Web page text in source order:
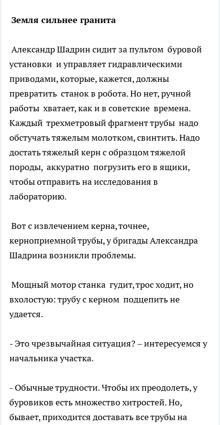
Земля сильнее гранита
Александр Шадрин сидит за пультом буровой
установки и управляет гидравлическими
приводами, которые, кажется, должны
превратить станок в робота. Но нет, ручной
работы хватает, как и в советские времена.
Каждый трехметровый фрагмент трубы надо
обстучать тяжелым молотком, свинтить. Надо
достать тяжелый керн с образцом тяжелой
породы, аккуратно погрузить его в ящики,
чтобы отправить на исследования в
лабораторию.
Вот с извлечением керна, точнее,
керноприемной трубы, у бригады Александра
Шадрина возникли проблемы.
Мощный мотор станка гудит, трос ходит, но
вхолостую: трубу с керном подцепить не
удается.
- Это чрезвычайная ситуация? – интересуемся у
начальника участка.
- Обычные трудности. Чтобы их преодолеть, у
буровиков есть множество хитростей. Но,
бывает, приходится доставать все трубы на